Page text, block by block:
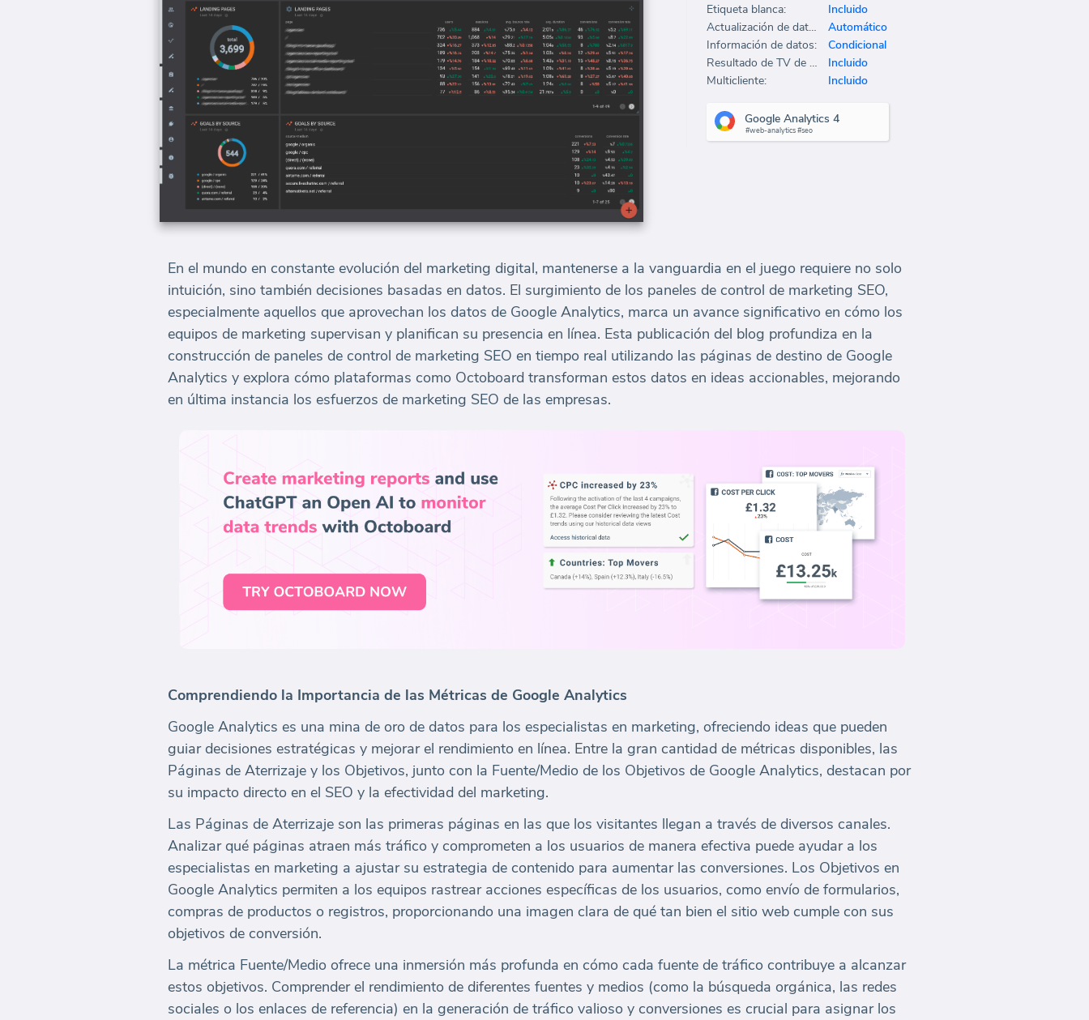
En el mundo en constante evolución del marketing digital, mantenerse a la vanguardia en el juego requiere no solo
intuición, sino también decisiones basadas en datos. El surgimiento de los paneles de control de marketing SEO,
especialmente aquellos que aprovechan los datos de Google Analytics, marca un avance significativo en cómo los
equipos de marketing supervisan y planifican su presencia en línea. Esta publicación del blog profundiza en la
construcción de paneles de control de marketing SEO en tiempo real utilizando las páginas de destino de Google
Analytics y explora cómo plataformas como Octoboard transforman estos datos en ideas accionables, mejorando
en última instancia los esfuerzos de marketing SEO de las empresas.
Comprendiendo la Importancia de las Métricas de Google Analytics
Google Analytics es una mina de oro de datos para los especialistas en marketing, ofreciendo ideas que pueden
guiar decisiones estratégicas y mejorar el rendimiento en línea. Entre la gran cantidad de métricas disponibles, las
Páginas de Aterrizaje y los Objetivos, junto con la Fuente/Medio de los Objetivos de Google Analytics, destacan por
su impacto directo en el SEO y la efectividad del marketing.
Las Páginas de Aterrizaje son las primeras páginas en las que los visitantes llegan a través de diversos canales.
Analizar qué páginas atraen más tráfico y comprometen a los usuarios de manera efectiva puede ayudar a los
especialistas en marketing a ajustar su estrategia de contenido para aumentar las conversiones. Los Objetivos en
Google Analytics permiten a los equipos rastrear acciones específicas de los usuarios, como envío de formularios,
compras de productos o registros, proporcionando una imagen clara de qué tan bien el sitio web cumple con sus
objetivos de conversión.
La métrica Fuente/Medio ofrece una inmersión más profunda en cómo cada fuente de tráfico contribuye a alcanzar
estos objetivos. Comprender el rendimiento de diferentes fuentes y medios (como la búsqueda orgánica, las redes
sociales o los enlaces de referencia) en la generación de tráfico valioso y conversiones es crucial para asignar los
Etiqueta blanca:
Incluido
Actualización de datos:
Automático
Información de datos:
Condicional
Resultado de TV de oficina:
Incluido
Multicliente:
Incluido
Google Analytics 4
#web-analytics #seo